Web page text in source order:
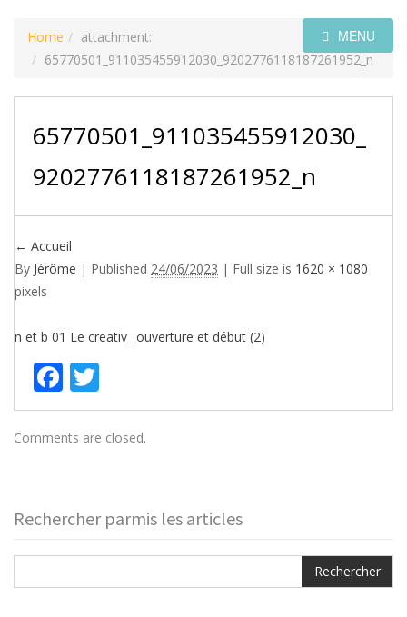
MENU
Home
attachment:
65770501_911035455912030_9202776118187261952_n
65770501_911035455912030_
9202776118187261952_n
← Accueil
By Jérôme | Published 24/06/2023 | Full size is 1620 × 1080
pixels
n et b 01 Le creativ_ ouverture et début (2)
Facebook
Comments are closed.
Rechercher parmis les articles